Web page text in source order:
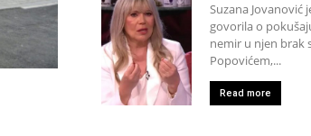
Suzana Jovanović
govorila o
nemir u njen brak
Popovićem,...
Read more